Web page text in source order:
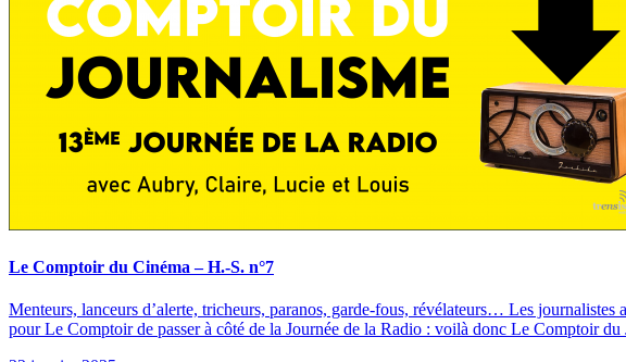
Le Comptoir du Cinéma – H.-S. n°7
Menteurs, lanceurs d’alerte, tricheurs, paranos, garde-fous, révélateurs… Les
pour Le Comptoir de passer à côté de la Journée de la Radio : voilà donc Le Comptoir du